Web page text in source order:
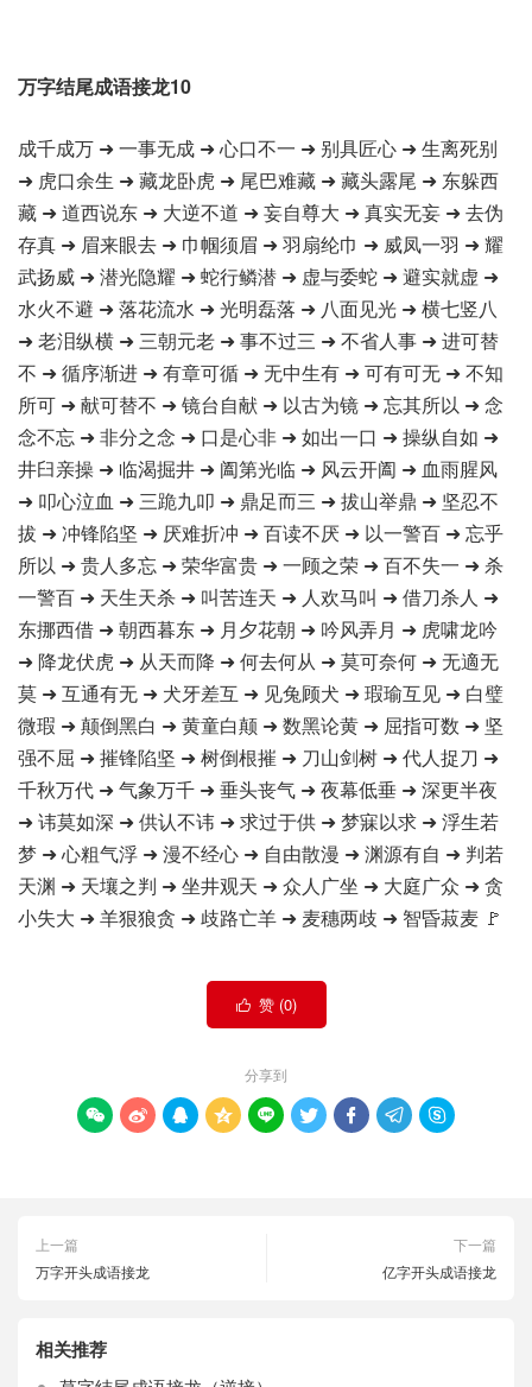
万字结尾成语接龙10
成千成万 ➜ 一事无成 ➜ 心口不一 ➜ 别具匠心 ➜ 生离死别
➜ 虎口余生 ➜ 藏龙卧虎 ➜ 尾巴难藏 ➜ 藏头露尾 ➜ 东躲西
藏 ➜ 道西说东 ➜ 大逆不道 ➜ 妄自尊大 ➜ 真实无妄 ➜ 去伪
存真 ➜ 眉来眼去 ➜ 巾帼须眉 ➜ 羽扇纶巾 ➜ 威凤一羽 ➜ 耀
武扬威 ➜ 潜光隐耀 ➜ 蛇行鳞潜 ➜ 虚与委蛇 ➜ 避实就虚 ➜
水火不避 ➜ 落花流水 ➜ 光明磊落 ➜ 八面见光 ➜ 横七竖八
➜ 老泪纵横 ➜ 三朝元老 ➜ 事不过三 ➜ 不省人事 ➜ 进可替
不 ➜ 循序渐进 ➜ 有章可循 ➜ 无中生有 ➜ 可有可无 ➜ 不知
所可 ➜ 献可替不 ➜ 镜台自献 ➜ 以古为镜 ➜ 忘其所以 ➜ 念
念不忘 ➜ 非分之念 ➜ 口是心非 ➜ 如出一口 ➜ 操纵自如 ➜
井臼亲操 ➜ 临渴掘井 ➜ 阖第光临 ➜ 风云开阖 ➜ 血雨腥风
➜ 叩心泣血 ➜ 三跪九叩 ➜ 鼎足而三 ➜ 拔山举鼎 ➜ 坚忍不
拔 ➜ 冲锋陷坚 ➜ 厌难折冲 ➜ 百读不厌 ➜ 以一警百 ➜ 忘乎
所以 ➜ 贵人多忘 ➜ 荣华富贵 ➜ 一顾之荣 ➜ 百不失一 ➜ 杀
一警百 ➜ 天生天杀 ➜ 叫苦连天 ➜ 人欢马叫 ➜ 借刀杀人 ➜
东挪西借 ➜ 朝西暮东 ➜ 月夕花朝 ➜ 吟风弄月 ➜ 虎啸龙吟
➜ 降龙伏虎 ➜ 从天而降 ➜ 何去何从 ➜ 莫可奈何 ➜ 无適无
莫 ➜ 互通有无 ➜ 犬牙差互 ➜ 见兔顾犬 ➜ 瑕瑜互见 ➜ 白璧
微瑕 ➜ 颠倒黑白 ➜ 黄童白颠 ➜ 数黑论黄 ➜ 屈指可数 ➜ 坚
强不屈 ➜ 摧锋陷坚 ➜ 树倒根摧 ➜ 刀山剑树 ➜ 代人捉刀 ➜
千秋万代 ➜ 气象万千 ➜ 垂头丧气 ➜ 夜幕低垂 ➜ 深更半夜
➜ 讳莫如深 ➜ 供认不讳 ➜ 求过于供 ➜ 梦寐以求 ➜ 浮生若
梦 ➜ 心粗气浮 ➜ 漫不经心 ➜ 自由散漫 ➜ 渊源有自 ➜ 判若
天渊 ➜ 天壤之判 ➜ 坐井观天 ➜ 众人广坐 ➜ 大庭广众 ➜ 贪
小失大 ➜ 羊狠狼贪 ➜ 歧路亡羊 ➜ 麦穗两歧 ➜ 智昏菽麦 🚩
 赞 (0)
分享到
        
上一篇
万字开头成语接龙
下一篇
亿字开头成语接龙
相关推荐